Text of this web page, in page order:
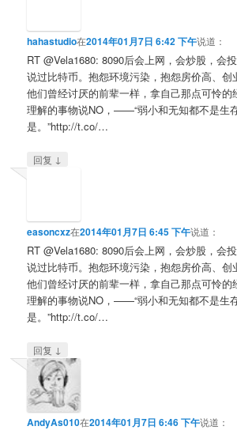
hahastudio在2014年01月7日 6:42 下午说道：
RT @Vela1680: 8090后会上网，会炒股，会
说过比特币。抱怨环境污染，抱怨房价高、创
他们曾经讨厌的前辈一样，拿自己那点可怜的
理解的事物说NO，——“弱小和无知都不是生
是。”http://t.co/…
回复 ↓
easoncxz在2014年01月7日 6:45 下午说道：
RT @Vela1680: 8090后会上网，会炒股，会
说过比特币。抱怨环境污染，抱怨房价高、创
他们曾经讨厌的前辈一样，拿自己那点可怜的
理解的事物说NO，——“弱小和无知都不是生
是。”http://t.co/…
回复 ↓
AndyAs010在2014年01月7日 6:46 下午说道：